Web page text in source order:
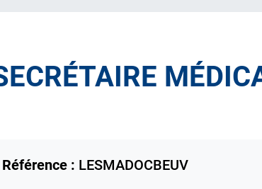
Référence : LESMADOCBEUV